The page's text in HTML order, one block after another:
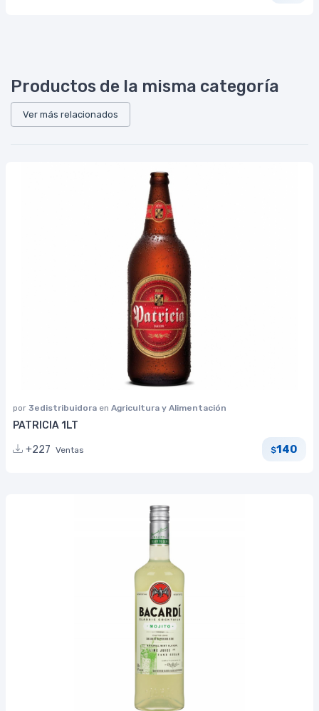
Productos de la misma categoría
Ver más relacionados
por 3edistribuidora en Agricultura y Alimentación
PATRICIA 1LT
+227 Ventas $140